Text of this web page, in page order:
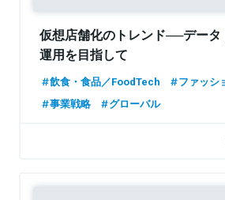
仮想店舗化のトレンド──デー
運用を目指して
飲食・食品／FoodTech
ファッシ
事業戦略
グローバル